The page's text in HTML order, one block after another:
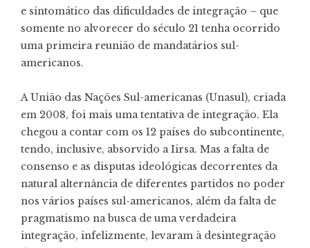
e sintomático das dificuldades de integração – que
somente no alvorecer do século 21 tenha ocorrido
uma primeira reunião de mandatários sul-
americanos.
A União das Nações Sul-americanas (Unasul), criada
em 2008, foi mais uma tentativa de integração. Ela
chegou a contar com os 12 países do subcontinente,
tendo, inclusive, absorvido a Iirsa. Mas a falta de
consenso e as disputas ideológicas decorrentes da
natural alternância de diferentes partidos no poder
nos vários países sul-americanos, além da falta de
pragmatismo na busca de uma verdadeira
integração, infelizmente, levaram à desintegração